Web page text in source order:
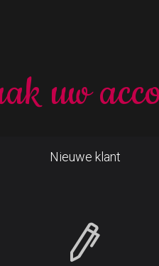
uw
Nieuwe klant